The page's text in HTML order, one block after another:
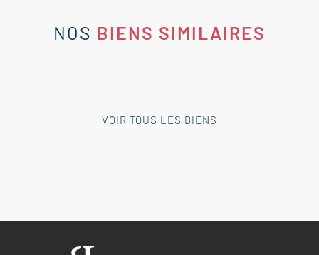
NOS BIENS SIMILAIRES
NOUVEAUTÉ
NOUVEAUTÉ
NOUVEAUTÉ
NOUVEAUTÉ
NOUVEAUTÉVOIR TOUS LES BIENS